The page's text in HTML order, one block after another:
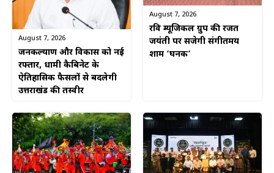
August 7, 2026
जनकल्याण और विकास को नई
रफ्तार, धामी कैबिनेट के
ऐतिहासिक फैसलों से बदलेगी
उत्तराखंड की तस्वीर
August 7, 2026
रवि म्यूजिकल ग्रुप की रजत
जयंती पर सजेगी संगीतमय
शाम ‘घनक’